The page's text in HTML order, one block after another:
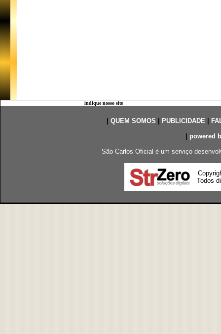
indique nosso site
QUEM SOMOS PUBLICIDADE|
powered
São Carlos Oficial é um serviço
Todos